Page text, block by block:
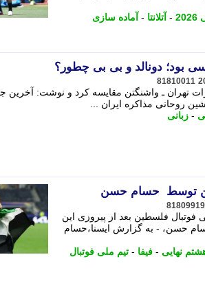
- آتلانتا - آماده سازی
بود؛ دونالد و بی بی چطور؟
81810011
تهران ـ واشنگتن مقایسه کرد و نوشت: آخرین
روحانی مذاکره ایران ...
- زبانی
توسط حسام حسن
81809919
فوتبال فلسطین بعد از پیروزی این
حسن، - به گزارش ایسنا،حسام
نهایی - فیفا - تیم ملی فوتبال